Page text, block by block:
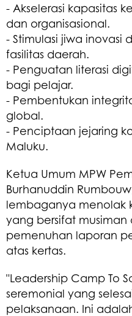
- Akselerasi kapasitas
dan organisasional.
- ​Stimulasi jiwa inovasi
fasilitas daerah.
- Penguatan literasi
bagi pelajar.
- Pembentukan
global.
- Penciptaan jejaring
Maluku.
​Ketua Umum MPW
Burhanuddin
lembaganya menolak
yang bersifat musiman
pemenuhan laporan
atas kertas.
​"Leadership Camp To
seremonial yang
pelaksanaan. Ini